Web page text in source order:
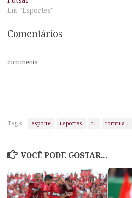
Em "Esportes"
Comentários
comments
Tags: esporte Esportes f1 formula 1
VOCÊ PODE GOSTAR...